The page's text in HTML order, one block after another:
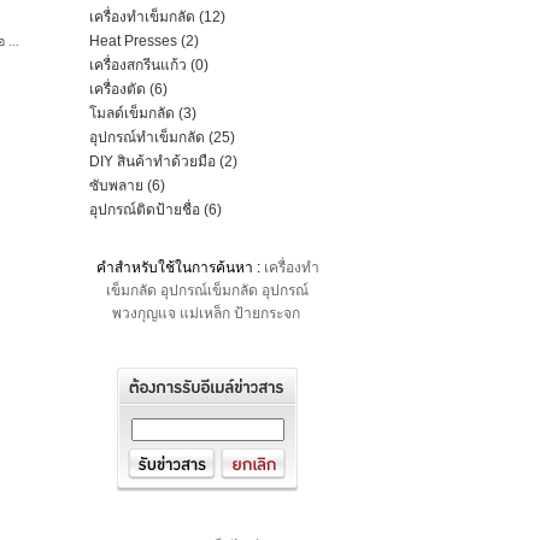
...
เครื่องทําเข็มกลัด (12)
Heat Presses (2)
เครื่องสกรีนแก้ว (0)
เครื่องตัด (6)
โมลด์เข็มกลัด (3)
อุปกรณ์ทําเข็มกลัด (25)
DIY สินค้าทําด้วยมือ (2)
ซับพลาย (6)
อุปกรณ์ติดป้ายชื่อ (6)
คำสำหรับใช้ในการค้นหา : เครื่องทำ
เข็มกลัด อุปกรณ์เข็มกลัด อุปกรณ์
พวงกุญแจ แม่เหล็ก ป้ายกระจก